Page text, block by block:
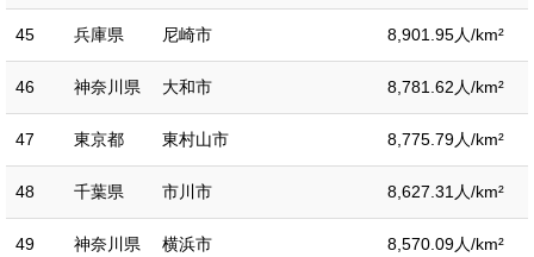
45 兵庫県 尼崎市 8,901.95人/km²
46 神奈川県 大和市 8,781.62人/km²
47 東京都 東村山市 8,775.79人/km²
48 千葉県 市川市 8,627.31人/km²
49 神奈川県 横浜市 8,570.09人/km²